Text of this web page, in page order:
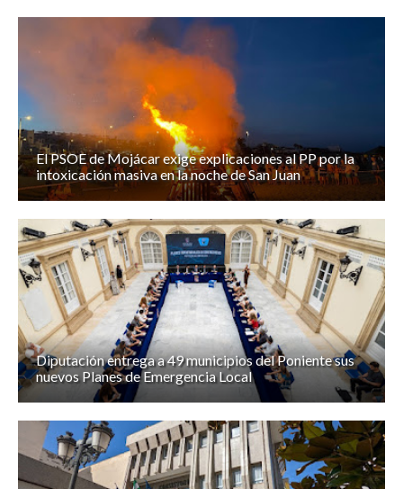
El PSOE de Mojácar exige explicaciones al PP por la
intoxicación masiva en la noche de San Juan
Diputación entrega a 49 municipios del Poniente sus
nuevos Planes de Emergencia Local